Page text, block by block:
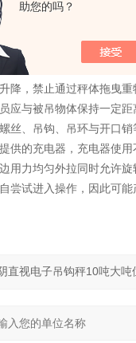
助您的吗？
寿命
降，禁止通过秤体拖曳重
应与被吊物体保持一定
丝、吊钩、吊环与开口
供的充电器，充电器使
用力均匀外拉同时允许旋
尝试进入操作，因此可